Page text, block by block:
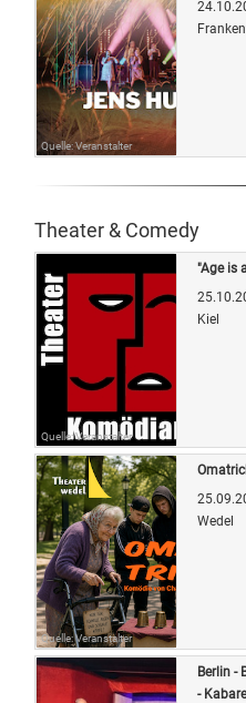
Quelle: Veranstalter
Theater & Comedy
Quelle: Veranstalter
"Age is
Kiel
Quelle: Veranstalter
Wedel
Berlin -
-